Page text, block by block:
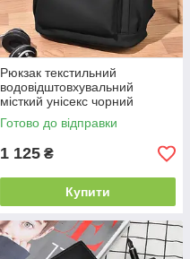
Рюкзак текстильний
водовідштовхувальний
місткий унісекс чорний
Готово до відправки
1 125 ₴
Купити